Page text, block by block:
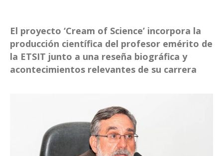
El proyecto ‘Cream of Science’ incorpora la
producción científica del profesor emérito de
la ETSIT junto a una reseña biográfica y
acontecimientos relevantes de su carrera